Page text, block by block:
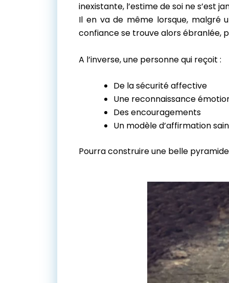
inexistante, l’estime de soi ne s’est
Il en va de même lorsque, malgré
confiance se trouve alors ébranlée,
A l’inverse, une personne qui reçoit :
De la sécurité affective
Une reconnaissance
Des encouragements
Un modèle d’affirmation sain
Pourra construire une belle